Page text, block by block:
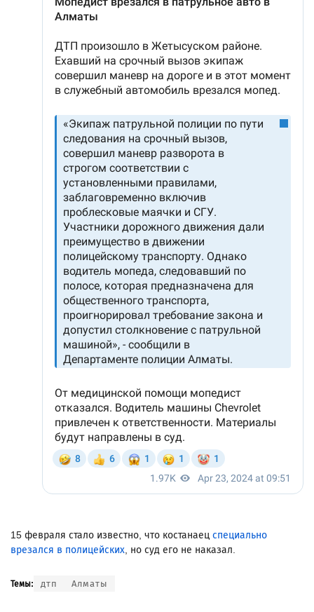
15 февраля стало известно, что костанаец специально
врезался в полицейских, но суд его не наказал.
Темы: дтп Алматы